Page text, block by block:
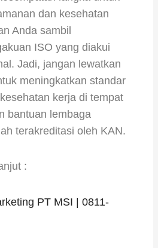
dan kesehatan
Anda sambil
ISO yang diakui
Jadi, jangan lewatkan
meningkatkan standar
kerja di tempat
bantuan lembaga
terakreditasi oleh KAN.
:
PT MSI | 0811-